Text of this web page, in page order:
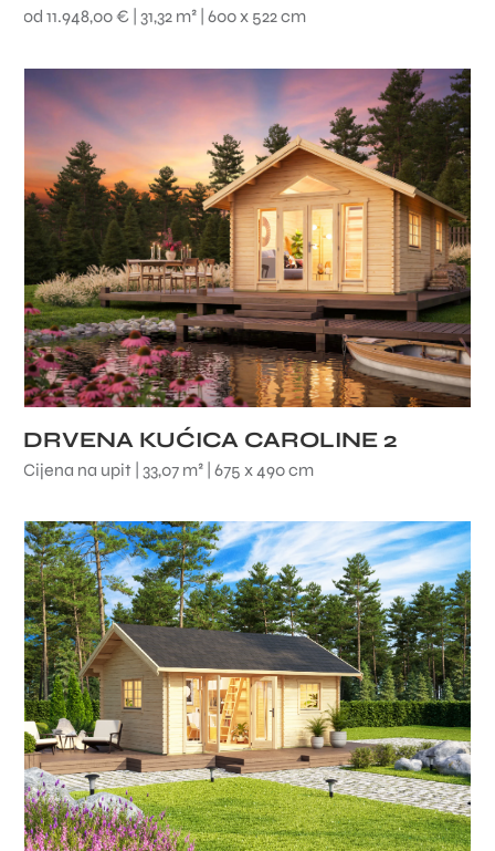
od 11.948,00 € | 31,32 m² | 600 x 522 cm
DRVENA KUĆICA CAROLINE 2
Cijena na upit | 33,07 m² | 675 x 490 cm